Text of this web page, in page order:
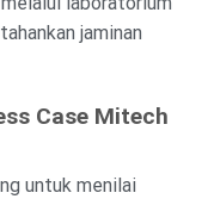
jaminan
Case Mitech
untuk menilai